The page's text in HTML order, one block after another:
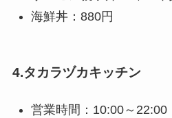
海鮮丼：880円
4.タカラヅカキッチン
営業時間：10:00～22:00